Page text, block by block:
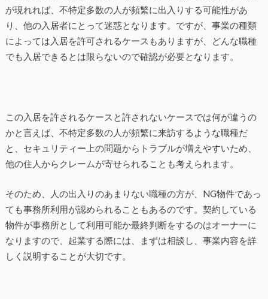
が現れれば、不特定多数の人が頻繁に出入りする可能性があ
り、他の入居者にとって迷惑となります。ですが、事業の種類
によっては入居を許可されるケースもありますが、どんな職種
でも入居できるとは限らないので確認が必要となります。
この入居を許されるケースと許されないケースでは何が違うの
かと言えば、不特定多数の人が頻繁に来訪するような職種だ
と、セキュリティー上の問題からトラブルが増えやすいため、
他の住人からクレームが寄せられることも考えられます。
そのため、人の出入りのあまりない職種の方が、NG物件であっ
ても事務所利用が認められることもあるのです。契約している
物件が事務所として利用可能か最終判断をするのはオーナーに
なりますので、起業する際には、まずは相談し、事業内容を詳
しく説明することが大切です。